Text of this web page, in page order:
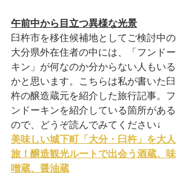
午前中から目立つ異様な光景
臼杵市を移住候補地としてご検討中の
大分県外在住者の中には、「フンドー
キン」が何なのか分からない人もいる
かと思います。こちらは私が書いた臼
杵の醸造蔵元を紹介した旅行記事。フ
ンドーキンを紹介している箇所がある
ので、どうぞ読んでみてください↓
美味しい城下町「大分・臼杵」を大人
旅！醸造観光ルートで出会う酒蔵、味
噌蔵、醤油蔵